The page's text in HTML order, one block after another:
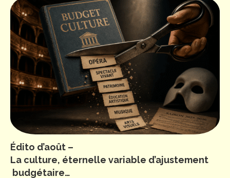
Édito d’août –
La culture, éternelle variable d’ajustement
budgétaire…